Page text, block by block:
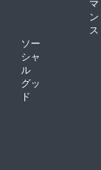
灰の各カラー
ますが、いず
のため、気に
はぜひお早め
ていただける
薄いコンパク
ファスナータ
https://
ン
ス
ソー
シャ
ル
グッ
ド